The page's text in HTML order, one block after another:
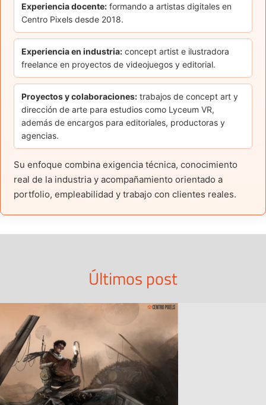
Experiencia docente: formando a artistas digitales en
Centro Pixels desde 2018.
Experiencia en industria: concept artist e ilustradora
freelance en proyectos de videojuegos y editorial.
Proyectos y colaboraciones: trabajos de concept art y
dirección de arte para estudios como Lyceum VR,
además de encargos para editoriales, productoras y
agencias.
Su enfoque combina exigencia técnica, conocimiento
real de la industria y acompañamiento orientado a
portfolio, empleabilidad y trabajo con clientes reales.
Últimos post